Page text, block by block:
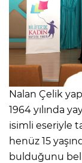
Nalan Çelik
1964 yılında
isimli eseriyle
henüz 15
bulduğunu